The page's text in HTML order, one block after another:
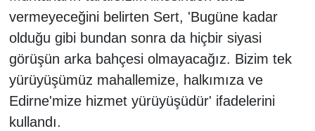
vermeyeceğini belirten Sert, 'Bugüne kadar
olduğu gibi bundan sonra da hiçbir siyasi
görüşün arka bahçesi olmayacağız. Bizim tek
yürüyüşümüz mahallemize, halkımıza ve
Edirne'mize hizmet yürüyüşüdür' ifadelerini
kullandı.